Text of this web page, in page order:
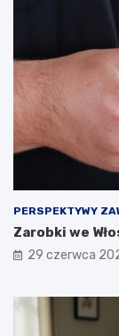
PERSPEKTYWY
Zarobki we
29 czerwca